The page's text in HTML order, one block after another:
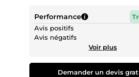
Performance
Avis positifs
Avis négatifs
Voir plus
Demander un devis